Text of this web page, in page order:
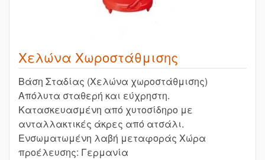
Χελώνα Χωροστάθμισης
Βάση Σταδίας (Χελώνα χωροστάθμισης)
Απόλυτα σταθερή και εύχρηστη.
Κατασκευασμένη από χυτοσίδηρο με
ανταλλακτικές άκρες από ατσάλι.
Ενσωματωμένη λαβή μεταφοράς Χώρα
προέλευσης: Γερμανία